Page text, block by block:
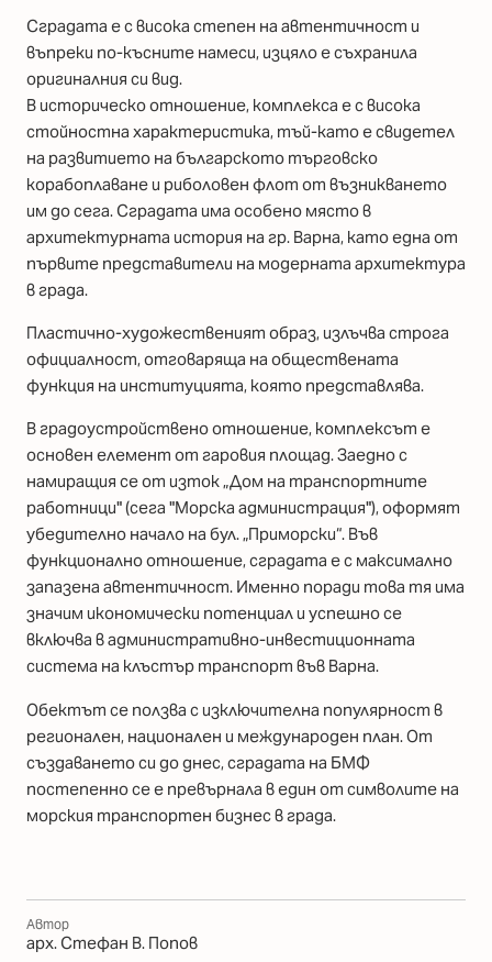
Сградата е с висока степен на автентичност и
въпреки по-късните намеси, изцяло е съхранила
оригиналния си вид.
В историческо отношение, комплекса е с висока
стойностна характеристика, тъй-като е свидетел
на развитието на българското търговско
корабоплаване и риболовен флот от възникването
им до сега. Сградата има особено място в
архитектурната история на гр. Варна, като една от
първите представители на модерната архитектура
в града.
Пластично-художественият образ, излъчва строга
официалност, отговаряща на обществената
функция на институцията, която представлява.
В градоустройствено отношение, комплексът е
основен елемент от гаровия площад. Заедно с
намиращия се от изток „Дом на транспортните
работници" (сега "Морска администрация"), оформят
убедително начало на бул. „Приморски“. Във
функционално отношение, сградата е с максимално
запазена автентичност. Именно поради това тя има
значим икономически потенциал и успешно се
включва в административно-инвестиционната
система на клъстър транспорт във Варна.
Обектът се ползва с изключителна популярност в
регионален, национален и международен план. От
създаването си до днес, сградата на БМФ
постепенно се е превърнала в един от символите на
морския транспортен бизнес в града.
Автор
арх. Стефан В. Попов